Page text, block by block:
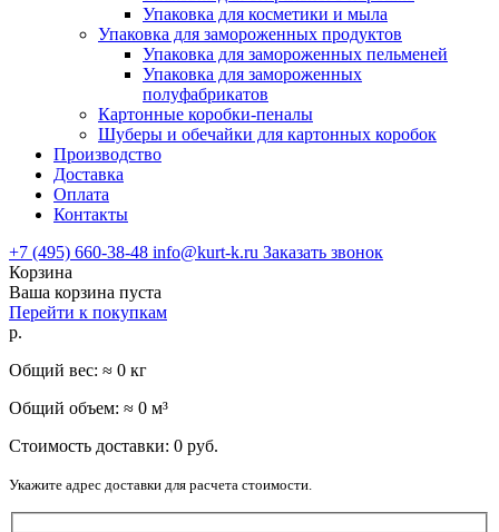
Упаковка для косметики и мыла
Упаковка для замороженных продуктов
Упаковка для замороженных пельменей
Упаковка для замороженных
полуфабрикатов
Картонные коробки-пеналы
Шуберы и обечайки для картонных коробок
Производство
Доставка
Оплата
Контакты
+7 (495) 660-38-48 info@kurt-k.ru Заказать звонок
Корзина
Ваша корзина пуста
Перейти к покупкам
р.
Общий вес: ≈ 0 кг
Общий объем: ≈ 0 м³
Стоимость доставки: 0 руб.
Укажите адрес доставки для расчета стоимости.